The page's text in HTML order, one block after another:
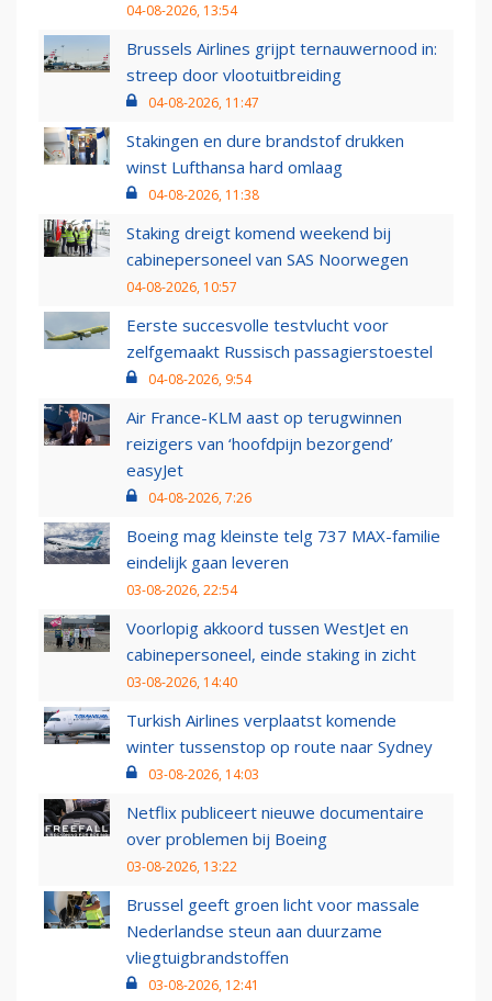
04-08-2026, 13:54
Brussels Airlines grijpt ternauwernood in:
streep door vlootuitbreiding
04-08-2026, 11:47
Stakingen en dure brandstof drukken
winst Lufthansa hard omlaag
04-08-2026, 11:38
Staking dreigt komend weekend bij
cabinepersoneel van SAS Noorwegen
04-08-2026, 10:57
Eerste succesvolle testvlucht voor
zelfgemaakt Russisch passagierstoestel
04-08-2026, 9:54
Air France-KLM aast op terugwinnen
reizigers van ‘hoofdpijn bezorgend’
easyJet
04-08-2026, 7:26
Boeing mag kleinste telg 737 MAX-familie
eindelijk gaan leveren
03-08-2026, 22:54
Voorlopig akkoord tussen WestJet en
cabinepersoneel, einde staking in zicht
03-08-2026, 14:40
Turkish Airlines verplaatst komende
winter tussenstop op route naar Sydney
03-08-2026, 14:03
Netflix publiceert nieuwe documentaire
over problemen bij Boeing
03-08-2026, 13:22
Brussel geeft groen licht voor massale
Nederlandse steun aan duurzame
vliegtuigbrandstoffen
03-08-2026, 12:41